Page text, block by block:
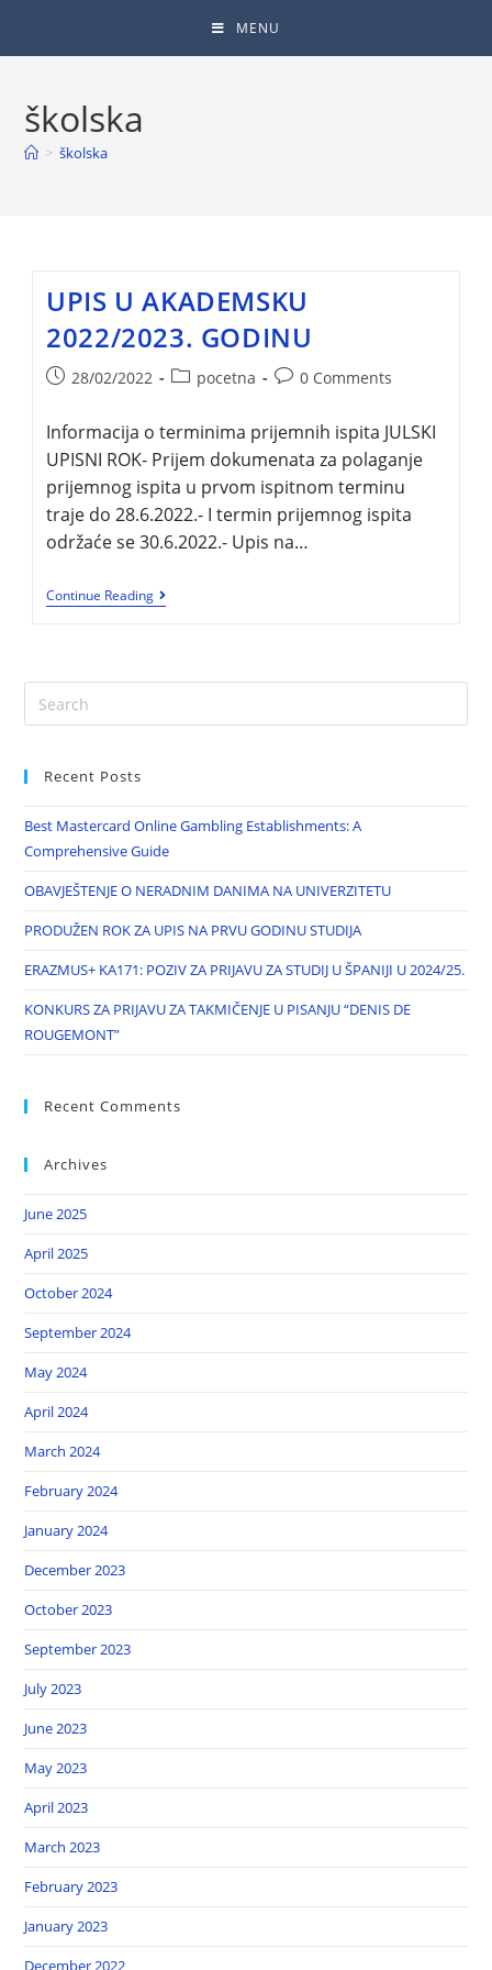
MENU
školska
> školska
UPIS U AKADEMSKU
2022/2023. GODINU
28/02/2022 pocetna 0 Comments
Informacija o terminima prijemnih ispita JULSKI
UPISNI ROK- Prijem dokumenata za polaganje
prijemnog ispita u prvom ispitnom terminu
traje do 28.6.2022.- I termin prijemnog ispita
održaće se 30.6.2022.- Upis na…
Continue Reading
Recent Posts
Best Mastercard Online Gambling Establishments: A
Comprehensive Guide
OBAVJEŠTENJE O NERADNIM DANIMA NA UNIVERZITETU
PRODUŽEN ROK ZA UPIS NA PRVU GODINU STUDIJA
ERAZMUS+ KA171: POZIV ZA PRIJAVU ZA STUDIJ U ŠPANIJI U 2024/25.
KONKURS ZA PRIJAVU ZA TAKMIČENJE U PISANJU “DENIS DE
ROUGEMONT”
Recent Comments
Archives
June 2025
April 2025
October 2024
September 2024
May 2024
April 2024
March 2024
February 2024
January 2024
December 2023
October 2023
September 2023
July 2023
June 2023
May 2023
April 2023
March 2023
February 2023
January 2023
December 2022